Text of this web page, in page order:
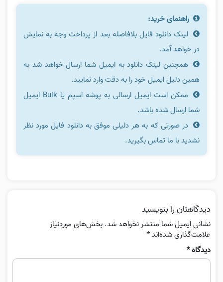
راهنمای خرید:
لینک دانلود فایل بلافاصله بعد از پرداخت وجه به نمایش
در خواهد آمد.
همچنین لینک دانلود به ایمیل شما ارسال خواهد شد به
همین دلیل ایمیل خود را به دقت وارد نمایید.
ممکن است ایمیل ارسالی به پوشه اسپم یا Bulk ایمیل
شما ارسال شده باشد.
در صورتی که به هر دلیلی موفق به دانلود فایل مورد نظر
نشدید با ما تماس بگیرید.
دیدگاهتان را بنویسید
نشانی ایمیل شما منتشر نخواهد شد. بخش‌های موردنیاز
علامت‌گذاری شده‌اند*
دیدگاه*